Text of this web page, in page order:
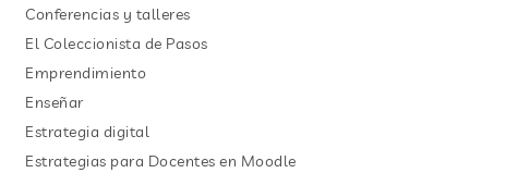
Conferencias y talleres
El Coleccionista de Pasos
Emprendimiento
Enseñar
Estrategia digital
Estrategias para Docentes en Moodle